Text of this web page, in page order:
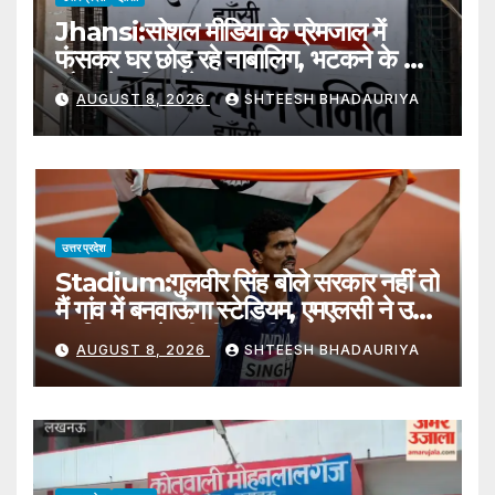
Jhansi:सोशल मीडिया के प्रेमजाल में
फंसकर घर छोड़ रहे नाबालिग, भटकने के बाद
लौट रहे परिवार के पास – Jhansi:
Minors Leaving Home After
Getting Ensnared In Social
Media Romances
AUGUST 8, 2026 SHTEESH BHADAURIYA
उत्तर प्रदेश
Stadium:गुलवीर सिंह बोले सरकार नहीं तो
मैं गांव में बनवाऊंगा स्टेडियम, एमएलसी ने उसे
खारिज कराने की दी धमकी – Stadium
In Gulveer Singh Village Sirsa
AUGUST 8, 2026 SHTEESH BHADAURIYA